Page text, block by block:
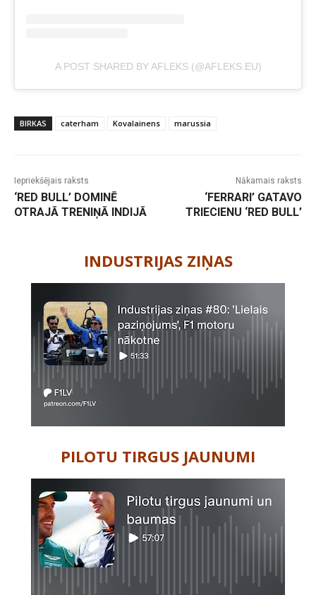
A POST SHARED BY AFLEKS (@AFLEKS.EU)
BIRKAS caterham Kovalainens marussia
Iepriekšējais raksts
‘RED BULL’ DOMINĒ
OTRAJĀ TRENIŅĀ INDIJĀ
Nākamais raksts
‘FERRARI’ GATAVO
TRIECIENU ‘RED BULL’
INDUSTRIJAS ZIŅAS
PILOTU TIRGUS JAUNUMI